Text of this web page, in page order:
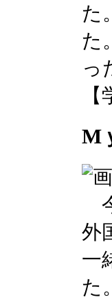
た
た
っ
M
外
一
た